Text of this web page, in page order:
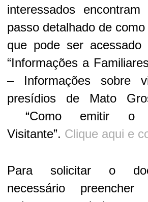
interessados
passo detalhado de
que pode ser acessado
“Informações a
– Informações sobre
presídios de Mato
“Como emitir o
Visitante”. Clique aqui e
Para solicitar o
necessário preencher